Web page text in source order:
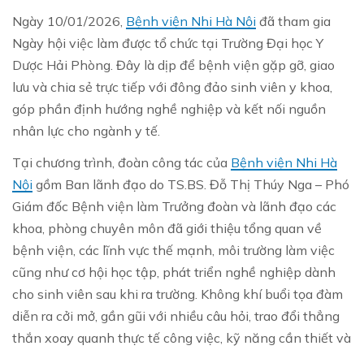
Ngày 10/01/2026, Bệnh viện Nhi Hà Nội đã tham gia
Ngày hội việc làm được tổ chức tại Trường Đại học Y
Dược Hải Phòng. Đây là dịp để bệnh viện gặp gỡ, giao
lưu và chia sẻ trực tiếp với đông đảo sinh viên y khoa,
góp phần định hướng nghề nghiệp và kết nối nguồn
nhân lực cho ngành y tế.
Tại chương trình, đoàn công tác của Bệnh viện Nhi Hà
Nội gồm Ban lãnh đạo do TS.BS. Đỗ Thị Thúy Nga – Phó
Giám đốc Bệnh viện làm Trưởng đoàn và lãnh đạo các
khoa, phòng chuyên môn đã giới thiệu tổng quan về
bệnh viện, các lĩnh vực thế mạnh, môi trường làm việc
cũng như cơ hội học tập, phát triển nghề nghiệp dành
cho sinh viên sau khi ra trường. Không khí buổi tọa đàm
diễn ra cởi mở, gần gũi với nhiều câu hỏi, trao đổi thẳng
thắn xoay quanh thực tế công việc, kỹ năng cần thiết và